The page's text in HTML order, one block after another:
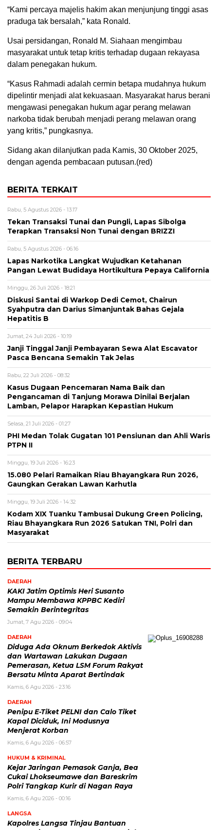
“Kami percaya majelis hakim akan menjunjung tinggi asas
praduga tak bersalah,” kata Ronald.
Usai persidangan, Ronald M. Siahaan mengimbau
masyarakat untuk tetap kritis terhadap dugaan rekayasa
dalam penegakan hukum.
“Kasus Rahmadi adalah cermin betapa mudahnya hukum
dipelintir menjadi alat kekuasaan. Masyarakat harus berani
mengawasi penegakan hukum agar perang melawan
narkoba tidak berubah menjadi perang melawan orang
yang kritis,” pungkasnya.
Sidang akan dilanjutkan pada Kamis, 30 Oktober 2025,
dengan agenda pembacaan putusan.(red)
BERITA TERKAIT
Rabu, 5 Agustus 2026 - 13:17
Tekan Transaksi Tunai dan Pungli, Lapas Sibolga
Terapkan Transaksi Non Tunai dengan BRIZZI
Rabu, 5 Agustus 2026 - 06:16
Lapas Narkotika Langkat Wujudkan Ketahanan
Pangan Lewat Budidaya Hortikultura Pepaya California
Minggu, 26 Juli 2026 - 18:21
Diskusi Santai di Warkop Dedi Cemot, Chairun
Syahputra dan Darius Simanjuntak Bahas Gejala
Hepatitis B
Jumat, 24 Juli 2026 - 10:19
Janji Tinggal Janji Pembayaran Sewa Alat Escavator
Pasca Bencana Semakin Tak Jelas
Rabu, 22 Juli 2026 - 08:32
Kasus Dugaan Pencemaran Nama Baik dan
Pengancaman di Tanjung Morawa Dinilai Berjalan
Lamban, Pelapor Harapkan Kepastian Hukum
Selasa, 21 Juli 2026 - 01:27
PHI Medan Tolak Gugatan 101 Pensiunan dan Ahli Waris
PTPN II
Minggu, 19 Juli 2026 - 16:23
15.080 Pelari Ramaikan Riau Bhayangkara Run 2026,
Gaungkan Gerakan Lawan Karhutla
Minggu, 19 Juli 2026 - 14:32
Kodam XIX Tuanku Tambusai Dukung Green Policing,
Riau Bhayangkara Run 2026 Satukan TNI, Polri dan
Masyarakat
BERITA TERBARU
DAERAH
KAKI Jatim Optimis Heri Susanto
Mampu Membawa KPPBC Kediri
Semakin Berintegritas
Jumat, 7 Agu 2026 - 09:04
DAERAH
Diduga Ada Oknum Berkedok Aktivis
dan Wartawan Lakukan Dugaan
Pemerasan, Ketua LSM Forum Rakyat
Bersatu Minta Aparat Bertindak
Kamis, 6 Agu 2026 - 23:16
DAERAH
Penipu E-Tiket PELNI dan Calo Tiket
Kapal Diciduk, Ini Modusnya
Menjerat Korban
Kamis, 6 Agu 2026 - 06:57
HUKUM & KRIMINAL
Kejar Jaringan Pemasok Ganja, Bea
Cukai Lhokseumawe dan Bareskrim
Polri Tangkap Kurir di Nagan Raya
Kamis, 6 Agu 2026 - 00:16
LANGSA
Kapolres Langsa Tinjau Bantuan